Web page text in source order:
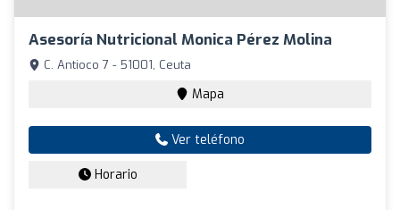
Asesoría Nutricional Monica Pérez Molina
C. Antioco 7 - 51001, Ceuta
Mapa
Ver teléfono
Horario